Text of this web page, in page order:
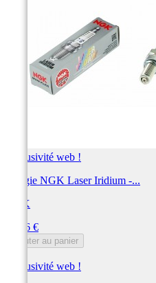
Exclusivité web !
Bougie NGK Laser Iridium -...
NGK
73,56 €
Ajouter au panier
Exclusivité web !